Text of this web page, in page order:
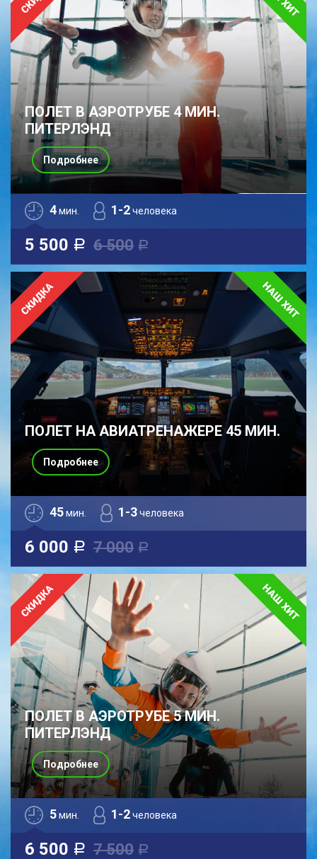
ПОЛЕТ В АЭРОТРУБЕ 4 МИН.
ПИТЕРЛЭНД
4мин. 1-2человека
5 500 a 6 500 a
Подробнее
ПОЛЕТ НА АВИАТРЕНАЖЕРЕ 45 МИН.
45мин. 1-3человека
6 000 a 7 000 a
Подробнее
ПОЛЕТ В АЭРОТРУБЕ 5 МИН.
ПИТЕРЛЭНД
5мин. 1-2человека
6 500 a 7 500 a
Подробнее